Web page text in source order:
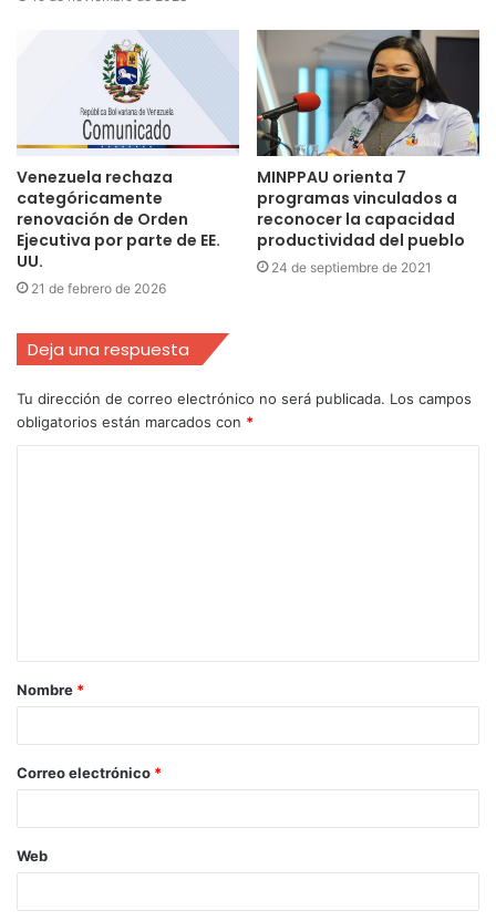
Venezuela rechaza
categóricamente
renovación de Orden
Ejecutiva por parte de EE.
UU.
21 de febrero de 2026
MINPPAU orienta 7
programas vinculados a
reconocer la capacidad
productividad del pueblo
24 de septiembre de 2021
Deja una respuesta
Tu dirección de correo electrónico no será publicada. Los campos
obligatorios están marcados con *
Nombre *
Correo electrónico *
Web